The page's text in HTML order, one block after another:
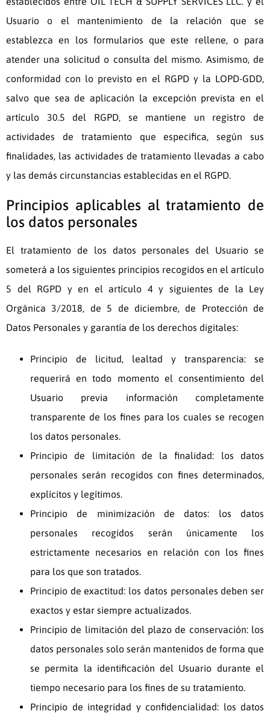
Usuario o el mantenimiento de la relación que se
establezca en los formularios que este rellene, o para
atender una solicitud o consulta del mismo. Asimismo, de
conformidad con lo previsto en el RGPD y la LOPD-GDD,
salvo que sea de aplicación la excepción prevista en el
artículo 30.5 del RGPD, se mantiene un registro de
actividades de tratamiento que especifica, según sus
finalidades, las actividades de tratamiento llevadas a cabo
y las demás circunstancias establecidas en el RGPD.
Principios aplicables al tratamiento de
los datos personales
El tratamiento de los datos personales del Usuario se
someterá a los siguientes principios recogidos en el artículo
5 del RGPD y en el artículo 4 y siguientes de la Ley
Orgánica 3/2018, de 5 de diciembre, de Protección de
Datos Personales y garantía de los derechos digitales:
Principio de licitud, lealtad y transparencia: se
requerirá en todo momento el consentimiento del
Usuario previa información completamente
transparente de los fines para los cuales se recogen
los datos personales.
Principio de limitación de la finalidad: los datos
personales serán recogidos con fines determinados,
explícitos y legítimos.
Principio de minimización de datos: los datos
personales recogidos serán únicamente los
estrictamente necesarios en relación con los fines
para los que son tratados.
Principio de exactitud: los datos personales deben ser
exactos y estar siempre actualizados.
Principio de limitación del plazo de conservación: los
datos personales solo serán mantenidos de forma que
se permita la identificación del Usuario durante el
tiempo necesario para los fines de su tratamiento.
Principio de integridad y confidencialidad: los datos